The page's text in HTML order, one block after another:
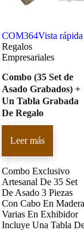
COM364Vista rápida
Regalos
Empresariales
Combo (35 Set de
Asado Grabados) +
Un Tabla Grabada
De Regalo
Leer más
Combo Exclusivo
Artesanal De 35 Set
De Asado 3 Piezas
Con Cabo En
Varias En Exhibidor
Incluye Una Tabla